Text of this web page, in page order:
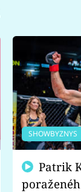
SHOWBYZNYS